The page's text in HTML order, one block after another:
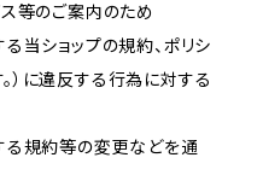
ス等のご案内のため
る当ショップの規約、ポリシ
）に違反する行為に対する
る規約等の変更などを通